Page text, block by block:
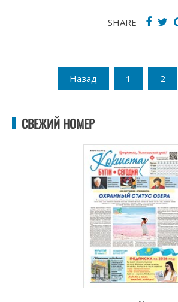
SHARE
Пагинация
записей
Назад 1 2
СВЕЖИЙ НОМЕР